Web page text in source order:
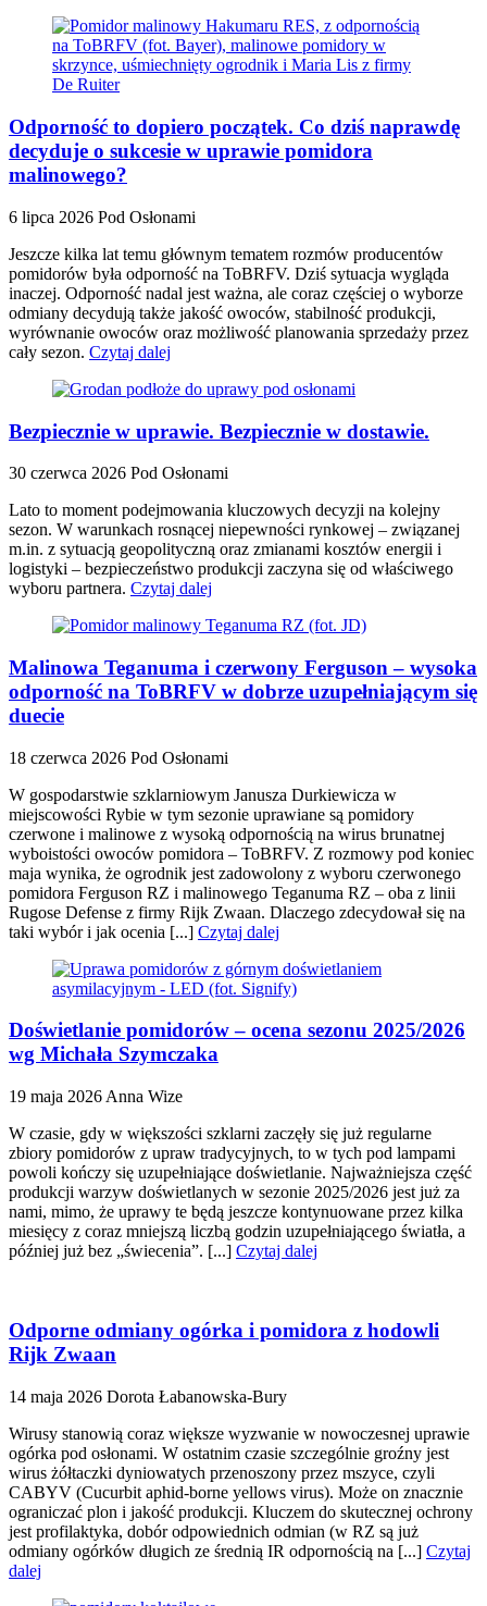
Odporność to dopiero początek. Co dziś naprawdę
decyduje o sukcesie w uprawie pomidora
malinowego?
6 lipca 2026 Pod Osłonami
Jeszcze kilka lat temu głównym tematem rozmów producentów
pomidorów była odporność na ToBRFV. Dziś sytuacja wygląda
inaczej. Odporność nadal jest ważna, ale coraz częściej o wyborze
odmiany decydują także jakość owoców, stabilność produkcji,
wyrównanie owoców oraz możliwość planowania sprzedaży przez
cały sezon. Czytaj dalej
Bezpiecznie w uprawie. Bezpiecznie w dostawie.
30 czerwca 2026 Pod Osłonami
Lato to moment podejmowania kluczowych decyzji na kolejny
sezon. W warunkach rosnącej niepewności rynkowej – związanej
m.in. z sytuacją geopolityczną oraz zmianami kosztów energii i
logistyki – bezpieczeństwo produkcji zaczyna się od właściwego
wyboru partnera. Czytaj dalej
Malinowa Teganuma i czerwony Ferguson – wysoka
odporność na ToBRFV w dobrze uzupełniającym się
duecie
18 czerwca 2026 Pod Osłonami
W gospodarstwie szklarniowym Janusza Durkiewicza w
miejscowości Rybie w tym sezonie uprawiane są pomidory
czerwone i malinowe z wysoką odpornością na wirus brunatnej
wyboistości owoców pomidora – ToBRFV. Z rozmowy pod koniec
maja wynika, że ogrodnik jest zadowolony z wyboru czerwonego
pomidora Ferguson RZ i malinowego Teganuma RZ – oba z linii
Rugose Defense z firmy Rijk Zwaan. Dlaczego zdecydował się na
taki wybór i jak ocenia [...] Czytaj dalej
Doświetlanie pomidorów – ocena sezonu 2025/2026
wg Michała Szymczaka
19 maja 2026 Anna Wize
W czasie, gdy w większości szklarni zaczęły się już regularne
zbiory pomidorów z upraw tradycyjnych, to w tych pod lampami
powoli kończy się uzupełniające doświetlanie. Najważniejsza część
produkcji warzyw doświetlanych w sezonie 2025/2026 jest już za
nami, mimo, że uprawy te będą jeszcze kontynuowane przez kilka
miesięcy z coraz mniejszą liczbą godzin uzupełniającego światła, a
później już bez „świecenia”. [...] Czytaj dalej
Odporne odmiany ogórka i pomidora z hodowli
Rijk Zwaan
14 maja 2026 Dorota Łabanowska-Bury
Wirusy stanowią coraz większe wyzwanie w nowoczesnej uprawie
ogórka pod osłonami. W ostatnim czasie szczególnie groźny jest
wirus żółtaczki dyniowatych przenoszony przez mszyce, czyli
CABYV (Cucurbit aphid-borne yellows virus). Może on znacznie
ograniczać plon i jakość produkcji. Kluczem do skutecznej ochrony
jest profilaktyka, dobór odpowiednich odmian (w RZ są już
odmiany ogórków długich ze średnią IR odpornością na [...] Czytaj
dalej